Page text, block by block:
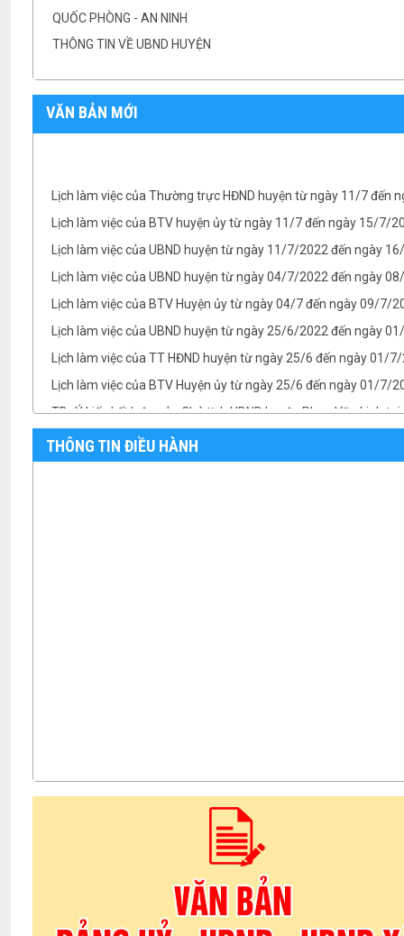
QUỐC PHÒNG - AN NINH
THÔNG TIN VỀ UBND HUYỆN
VĂN BẢN MỚI
TB- Ý kiến kết luận của PCT UBND huyện Vũ Thành Công tại
THÔNG TIN ĐIỀU HÀNH